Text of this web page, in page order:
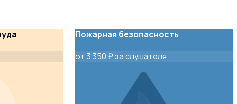
Пожарная безопасность
от 3 350 ₽ за слушателя